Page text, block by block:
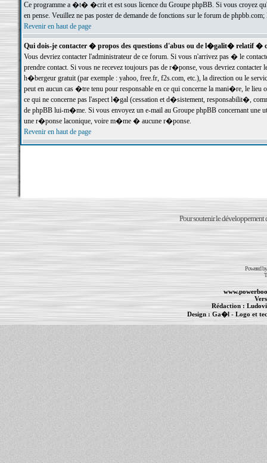
Ce programme a �t� �crit et est sous licence du Groupe phpBB. Si vous croyez
en pense. Veuillez ne pas poster de demande de fonctions sur le forum de
Revenir en haut de page
Qui dois-je contacter � propos des questions d'abus ou de l�galit� relatif �
Vous devriez contacter l'administrateur de ce forum. Si vous n'arrivez pas � le
prendre contact. Si vous ne recevez toujours pas de r�ponse, vous devriez
h�bergeur gratuit (par exemple : yahoo, free.fr, f2s.com, etc.), la direction ou le
peut en aucun cas �tre tenu pour responsable en ce qui concerne la mani�re, le
ce qui ne concerne pas l'aspect l�gal (cessation et d�sistement, responsabilit�,
de phpBB lui-m�me. Si vous envoyez un e-mail au Groupe phpBB concernant une
une r�ponse laconique, voire m�me � aucune r�ponse.
Revenir en haut de page
Pour soutenir le développement
Powered
Rédaction :
Design :Ga�l- Logo et
Informations :